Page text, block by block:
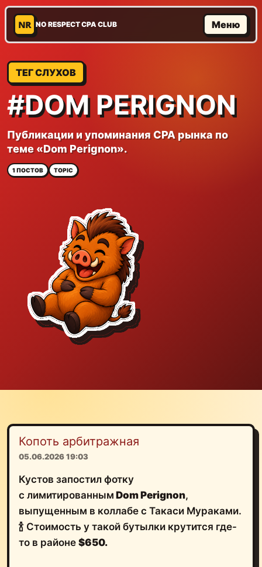
NR NO RESPECT CPA CLUB Меню
ТЕГ СЛУХОВ
#DOM PERIGNON
Публикации и упоминания CPA рынка по
теме «Dom Perignon».
1 ПОСТОВ TOPIC
Копоть арбитражная
05.06.2026 19:03
Кустов запостил фотку
с лимитированным Dom Perignon,
выпущенным в коллабе с Такаси Мураками.
🍾 Стоимость у такой бутылки крутится где-
то в районе $650.